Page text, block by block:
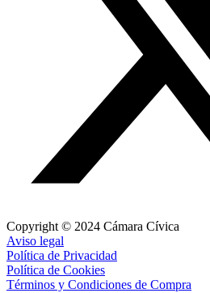
Copyright © 2024 Cámara Cívica
Aviso legal
Política de Privacidad
Política de Cookies
Términos y Condiciones de Compra